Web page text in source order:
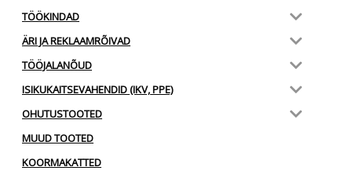
TÖÖKINDAD
ÄRI JA REKLAAMRÕIVAD
TÖÖJALANÕUD
ISIKUKAITSEVAHENDID (IKV, PPE)
OHUTUSTOOTED
MUUD TOOTED
KOORMAKATTED